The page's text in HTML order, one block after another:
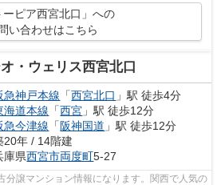
ーピア西宮北口」への
い合わせはこちら
・ウェリス西宮北口
急神戸本線 「西宮北口 」駅 徒歩4分
海道本線 「西宮 」駅 徒歩12分
急今津線 「 阪神国道 」駅 徒歩12分
20年 / 14階建
庫県西宮市両度町5-27
分譲マンション情報になります。関西で人気の